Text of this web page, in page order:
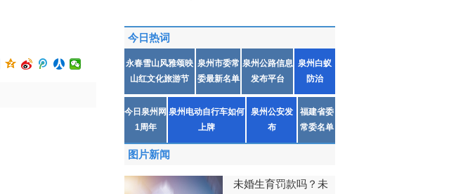
今日热词
永春雪山风雅颂映
山红文化旅游节
泉州市委常
委最新名单
泉州公路信息
发布平台
泉州白蚁
防治
今日泉州网
1周年
泉州电动自行车如何
上牌
泉州公安发
布
福建省委
常委名单
图片新闻
未婚生育罚款吗？未